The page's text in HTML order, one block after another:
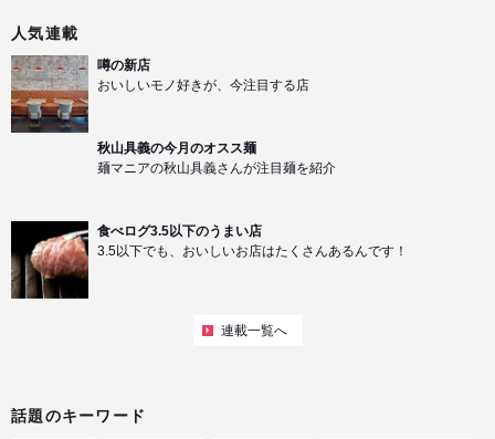
人気連載
噂の新店
おいしいモノ好きが、今注目する店
秋山具義の今月のオスス麺
麺マニアの秋山具義さんが注目麺を紹介
食べログ3.5以下のうまい店
3.5以下でも、おいしいお店はたくさんあるんです！
連載一覧へ
話題のキーワード